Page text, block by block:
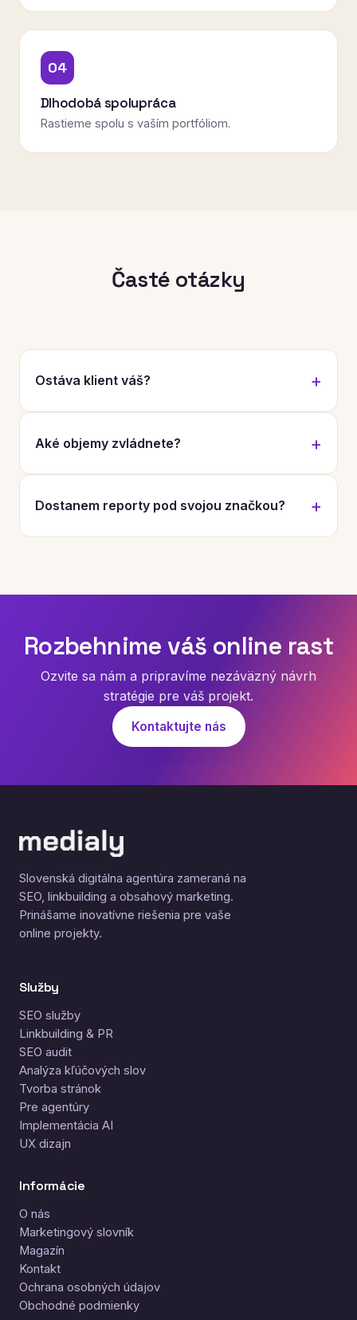
04
Dlhodobá spolupráca
Rastieme spolu s vaším portfóliom.
Časté otázky
Ostáva klient váš?
Aké objemy zvládnete?
Dostanem reporty pod svojou značkou?
Rozbehnime váš online rast
Ozvite sa nám a pripravíme nezáväzný návrh
stratégie pre váš projekt.
Kontaktujte nás
Slovenská digitálna agentúra zameraná na
SEO, linkbuilding a obsahový marketing.
Prinášame inovatívne riešenia pre vaše
online projekty.
Služby
SEO služby
Linkbuilding & PR
SEO audit
Analýza kľúčových slov
Tvorba stránok
Pre agentúry
Implementácia AI
UX dizajn
Informácie
O nás
Marketingový slovník
Magazín
Kontakt
Ochrana osobných údajov
Obchodné podmienky